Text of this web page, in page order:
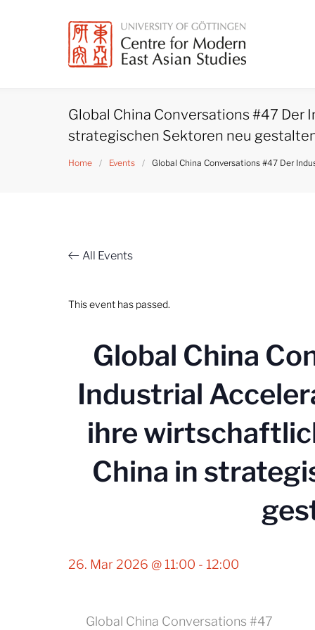
Global China Conversations #47 Der
strategischen Sektoren neu
Home / Events / Global China Conversations #47 Der
All Events
This event has passed.
Global China
Industrial
ihre
China in
26. Mar 2026 @ 11:00 - 12:00
Global China Conversations #47